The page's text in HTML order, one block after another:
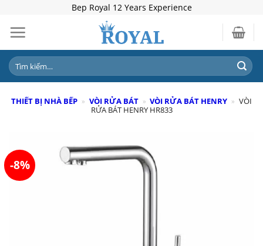
content
Bep Royal 12 Years Experience
Tìm
kiếm:
THIẾT BỊ NHÀ BẾP » VÒI RỬA BÁT » VÒI RỬA BÁT HENRY » VÒI
RỬA BÁT HENRY HR833
-8%